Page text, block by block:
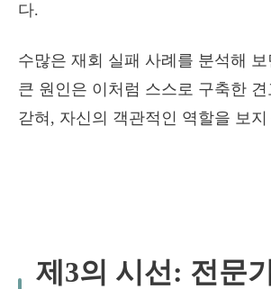
다.
수많은 재회 실패 사례를 분석해
큰 원인은 이처럼 스스로 구축한 견
갇혀, 자신의 객관적인 역할을 보
제3의 시선: 전문